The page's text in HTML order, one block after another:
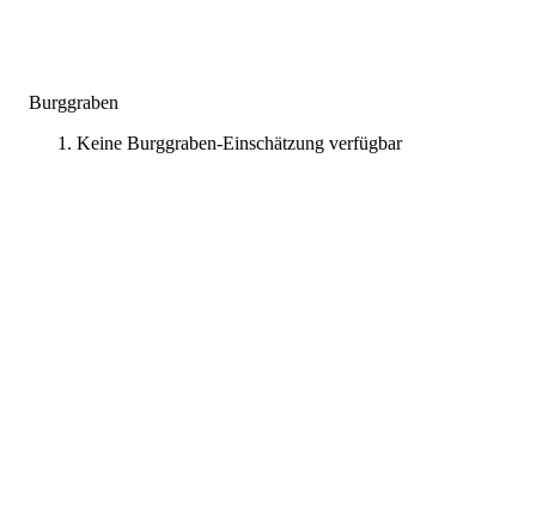
Burggraben
Keine Burggraben-Einschätzung verfügbar